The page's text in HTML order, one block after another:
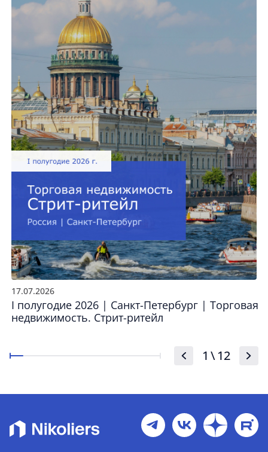
17.07.2026
I полугодие 2026 | Санкт-Петербург | Торговая
недвижимость. Стрит-ритейл
1 \12